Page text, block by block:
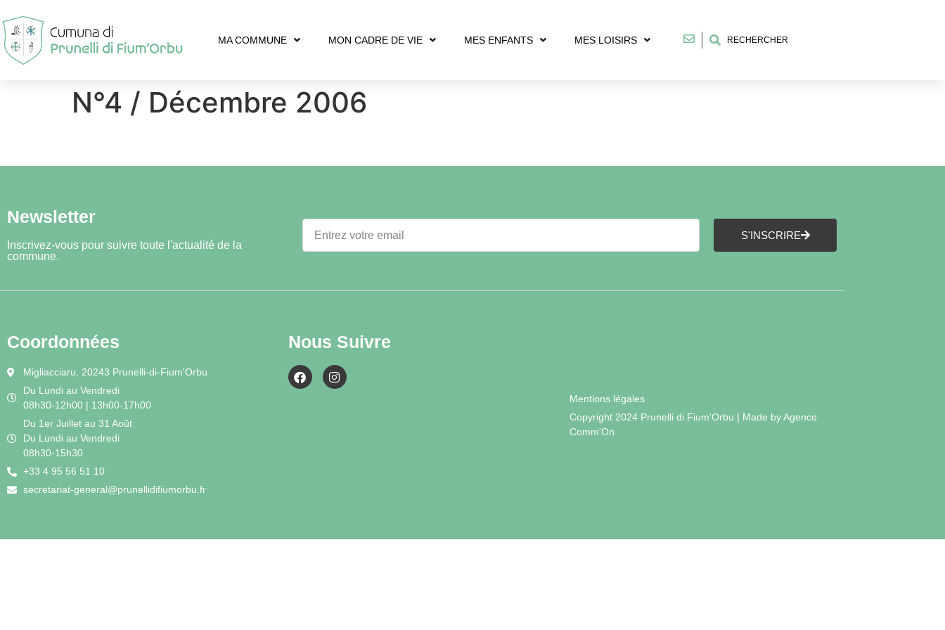
MA COMMUNE MON CADRE DE VIE MES ENFANTS MES LOISIRS RECHERCHER
N°4 / Décembre 2006
Newsletter
Inscrivez-vous pour suivre toute l'actualité de la
commune.
S'INSCRIRE
Coordonnées
Migliacciaru, 20243 Prunelli-di-Fium'Orbu
Du Lundi au Vendredi
08h30-12h00 | 13h00-17h00
Du 1er Juillet au 31 Août
Du Lundi au Vendredi
08h30-15h30
+33 4 95 56 51 10
secretariat-general@prunellidifiumorbu.fr
Nous Suivre
Mentions légales
Copyright 2024 Prunelli di Fium'Orbu | Made by Agence
Comm'On